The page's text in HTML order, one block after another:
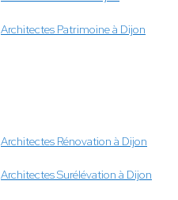
Architectes Patrimoine à Dijon
Architectes Rénovation à Dijon
Architectes Surélévation à Dijon